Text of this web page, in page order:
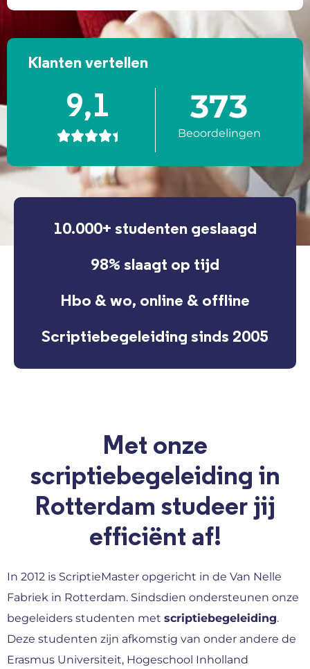
Klanten vertellen
9,1

373
Beoordelingen
10.000+ studenten geslaagd
98% slaagt op tijd
Hbo & wo, online & offline
Scriptiebegeleiding sinds 2005
Met onze
scriptiebegeleiding in
Rotterdam studeer jij
efficiënt af!
In 2012 is ScriptieMaster opgericht in de Van Nelle
Fabriek in Rotterdam. Sindsdien ondersteunen onze
begeleiders studenten met scriptiebegeleiding.
Deze studenten zijn afkomstig van onder andere de
Erasmus Universiteit, Hogeschool Inholland